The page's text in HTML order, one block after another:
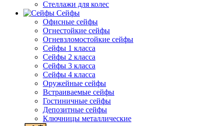
Стеллажи для колес
Сейфы
Офисные сейфы
Огнестойкие сейфы
Огневзломостойкие сейфы
Сейфы 1 класса
Сейфы 2 класса
Сейфы 3 класса
Сейфы 4 класса
Оружейные сейфы
Встраиваемые сейфы
Гостиничные сейфы
Депозитные сейфы
Ключницы металлические